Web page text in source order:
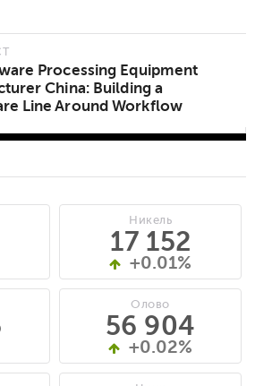
Processing Equipment
China: Building a
Line Around Workflow
Никель
17 152
+0.01%
Олово
56 904
+0.02%